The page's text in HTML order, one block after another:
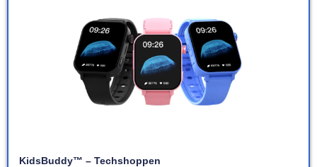
KidsBuddy™ – Techshoppen